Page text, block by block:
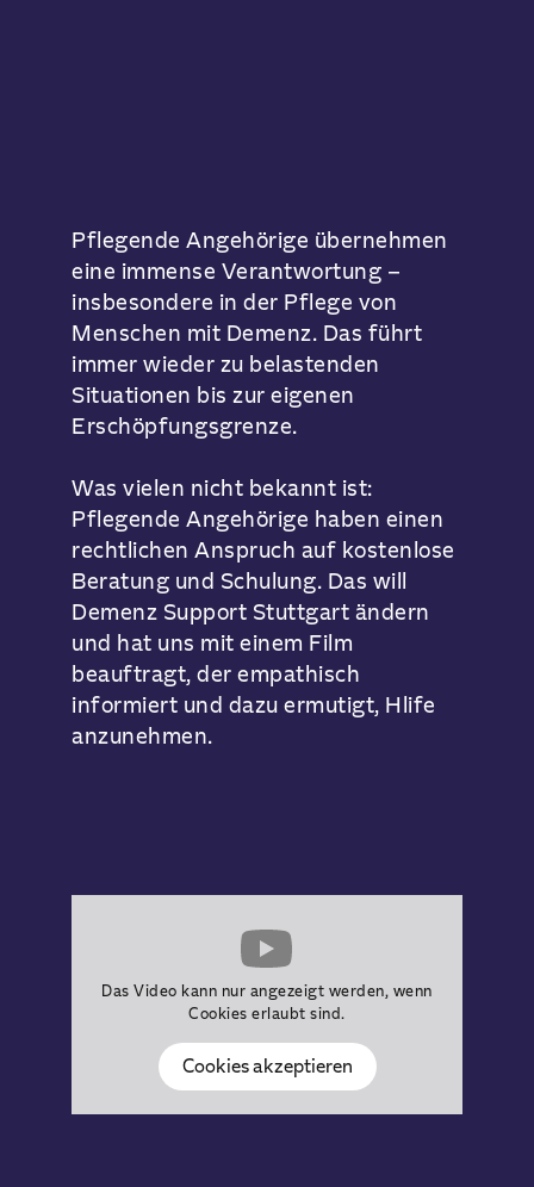
Pflegende Angehörige übernehmen
eine immense Verantwortung –
insbesondere in der Pflege von
Menschen mit Demenz. Das führt
immer wieder zu belastenden
Situationen bis zur eigenen
Erschöpfungsgrenze.
Was vielen nicht bekannt ist:
Pflegende Angehörige haben einen
rechtlichen Anspruch auf kostenlose
Beratung und Schulung. Das will
Demenz Support Stuttgart ändern
und hat uns mit einem Film
beauftragt, der empathisch
informiert und dazu ermutigt, Hlife
anzunehmen.
Das Video kann nur angezeigt werden, wenn
Cookies erlaubt sind.
Cookies akzeptieren